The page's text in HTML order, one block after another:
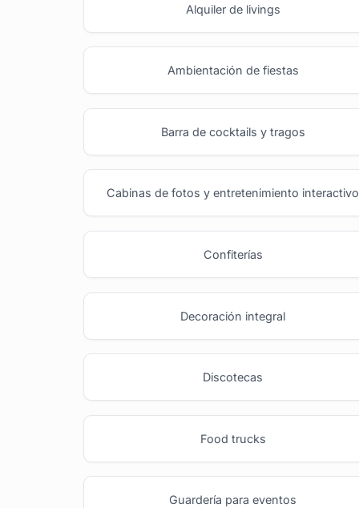
Alquiler de livings
Ambientación de fiestas
Barra de cocktails y tragos
Cabinas de fotos y entretenimiento interactivo
Confiterías
Decoración integral
Discotecas
Food trucks
Guardería para eventos